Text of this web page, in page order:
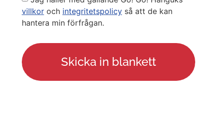
Policy
villkoroch integritetspolicyså att de kan
hantera min förfrågan.